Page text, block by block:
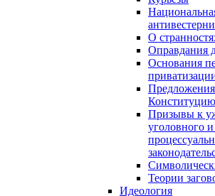
О
Оправдания
Основания
Предложения
Призывы к
уголовного
Теории
Идеология